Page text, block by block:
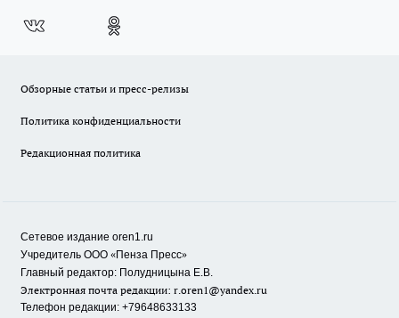
Обзорные статьи и пресс-релизы
Политика конфиденциальности
Редакционная политика
Сетевое издание oren1.ru
Учредитель ООО «Пенза Пресс»
Главный редактор: Полудницына Е.В.
Электронная почта редакции: r.oren1@yandex.ru
Телефон редакции: +79648633133